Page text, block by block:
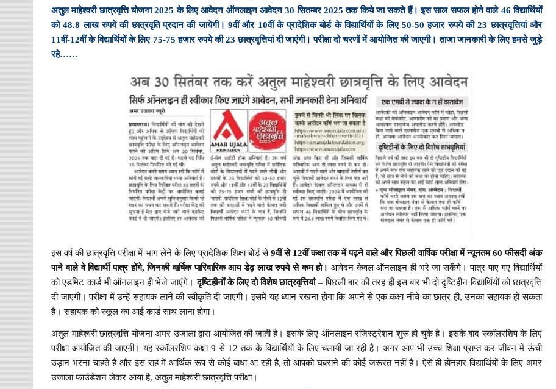
अतुल माहेश्वरी छात्रवृत्ति योजना 2025 के लिए आवेदन ऑनलाइन आवेदन 30 सितम्बर 2025 तक किये जा सकते हैं। इस साल सफल होने वाले 46 विद्यार्थियों
को 48.8 लाख रुपये की छात्रवृति प्रदान की जायेगी। 9वीं और 10वीं के प्रादेशिक बोर्ड के विद्यार्थियों के लिए 50-50 हजार रुपये की 23 छात्रवृत्तियां और
11वीं-12वीं के विद्यार्थियों के लिए 75-75 हजार रुपये की 23 छात्रवृत्तियां दी जाएंगी। परीक्षा दो चरणों में आयोजित की जाएगी। ताजा जानकारी के लिए हमसे जुड़े
रहे……
इस वर्ष की छात्रवृत्ति परीक्षा में भाग लेने के लिए प्रादेशिक शिक्षा बोर्ड से9वीं से 12वीं कक्षा तक में पढ़ने वाले और पिछली वार्षिक परीक्षा में न्यूनतम 60 फीसदी अंक
पाने वाले वे विद्यार्थी पात्र होंगे, जिनकी वार्षिक पारिवारिक आय डेढ़ लाख रुपये से कम हो। आवेदन केवल ऑनलाइन ही भरे जा सकेंगे। पात्र पाए गए विद्यार्थियों
को एडमिट कार्ड भी ऑनलाइन ही भेजे जाएंगे।दृष्टिहीनों के लिए दो विशेष छात्रवृत्तियां– पिछली बार की तरह ही इस बार भी दो दृष्टिहीन विद्यार्थियों को छात्रवृत्ति
दी जाएगी। परीक्षा में उन्हें सहायक लाने की स्वीकृति दी जाएगी। इसमें यह ध्यान रखना होगा कि अपने से एक कक्षा नीचे का छात्र ही, उनका सहायक हो सकता
है। सहायक को स्कूल का आई कार्ड साथ लाना होगा।
अतुल माहेश्वरी छात्रवृत्ति योजना अमर उजाला द्वारा आयोजित की जाती है। इसके लिए ऑनलाइन रजिस्ट्रेशन शुरू हो चुके है। इसके बाद स्कॉलरशिप के लिए
परीक्षा आयोजित की जाएगी। यह स्कॉलरशिप कक्षा 9 से 12 तक के विद्यार्थियों के लिए चलायी जा रही है। अगर आप भी उच्च शिक्षा प्राप्त कर जीवन में ऊंची
उड़ान भरना चाहते हैं और इस राह में आर्थिक रूप से कोई बाधा आ रही है, तो आपको घबराने की कोई जरूरत नहीं है। ऐसे ही होनहार विद्यार्थियों के लिए अमर
उजाला फाउंडेशन लेकर आया है, अतुल माहेश्वरी छात्रवृत्ति परीक्षा।